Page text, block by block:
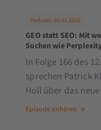
Podcast · 05.01.2026
GEO statt SEO: Mit
Suchen wie
In Folge 166 des
sprechen Patrick
Holl über das
Sichtbarkeit:
Episode anhören →